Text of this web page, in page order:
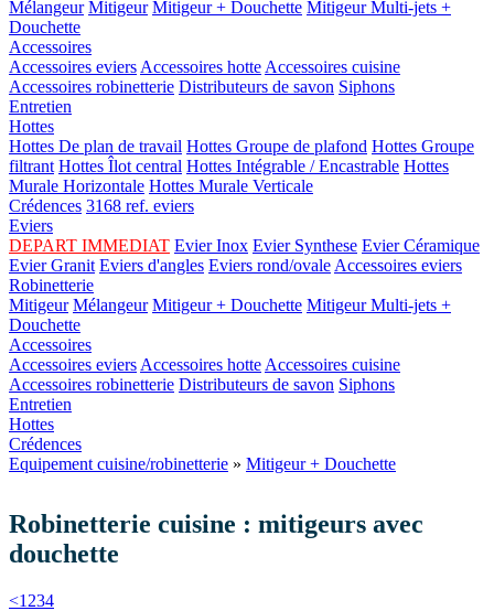
Mélangeur Mitigeur Mitigeur + Douchette Mitigeur Multi-jets +
Douchette
Accessoires
Accessoires eviers Accessoires hotte Accessoires cuisine
Accessoires robinetterie Distributeurs de savon Siphons
Entretien
Hottes
Hottes De plan de travail Hottes Groupe de plafond Hottes Groupe
filtrant Hottes Îlot central Hottes Intégrable / Encastrable Hottes
Murale Horizontale Hottes Murale Verticale
Crédences 3168 ref. eviers
Eviers
DEPART IMMEDIAT Evier Inox Evier Synthese Evier Céramique
Evier Granit Eviers d'angles Eviers rond/ovale Accessoires eviers
Robinetterie
Mitigeur Mélangeur Mitigeur + Douchette Mitigeur Multi-jets +
Douchette
Accessoires
Accessoires eviers Accessoires hotte Accessoires cuisine
Accessoires robinetterie Distributeurs de savon Siphons
Entretien
Hottes
Crédences
Equipement cuisine/robinetterie » Mitigeur + Douchette
Robinetterie cuisine : mitigeurs avec
douchette
<1 234